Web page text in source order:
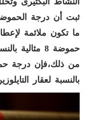
ما تكون ملائمة
حموضة 8
بالنسبة لعقار